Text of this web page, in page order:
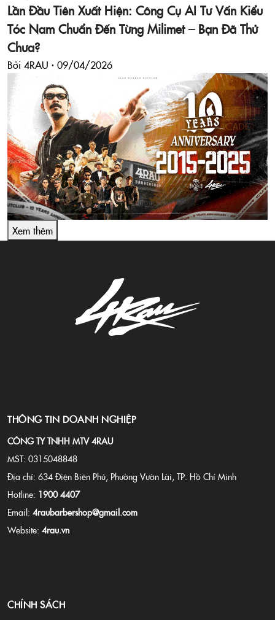
Lần Đầu Tiên Xuất Hiện: Công Cụ AI Tư Vấn Kiểu
Tóc Nam Chuẩn Đến Từng Milimet – Bạn Đã Thử
Chưa?
Bởi 4RAU · 09/04/2026
Xem thêm
THÔNG TIN DOANH NGHIỆP
CÔNG TY TNHH MTV 4RAU
MST: 0315048848
Địa chỉ: 634 Điện Biên Phủ, Phường Vườn Lài, TP. Hồ Chí Minh
Hotline: 1900 4407
Email: 4raubarbershop@gmail.com
Website: 4rau.vn
CHÍNH SÁCH